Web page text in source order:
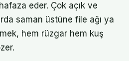
eder. Çok açık ve
saman üstüne file ağı ya
hem rüzgar hem kuş